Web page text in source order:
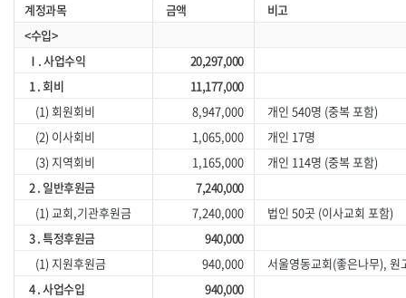
계정과목
금액
비고
<수입>
Ⅰ. 사업수익
20,297,000
1 . 회비
11,177,000
(1) 회원회비
8,947,000
개인 540명 (중복 포함)
(2) 이사회비
1,065,000
개인 17명
(3) 지역회비
1,165,000
개인 114명 (중복 포함)
2 . 일반후원금
7,240,000
(1) 교회,기관후원금
7,240,000
법인 50곳 (이사교회 포함)
3 . 특정후원금
940,000
(1) 지원후원금
940,000
서울영동교회(좋은나무),
4 . 사업수입
940,000